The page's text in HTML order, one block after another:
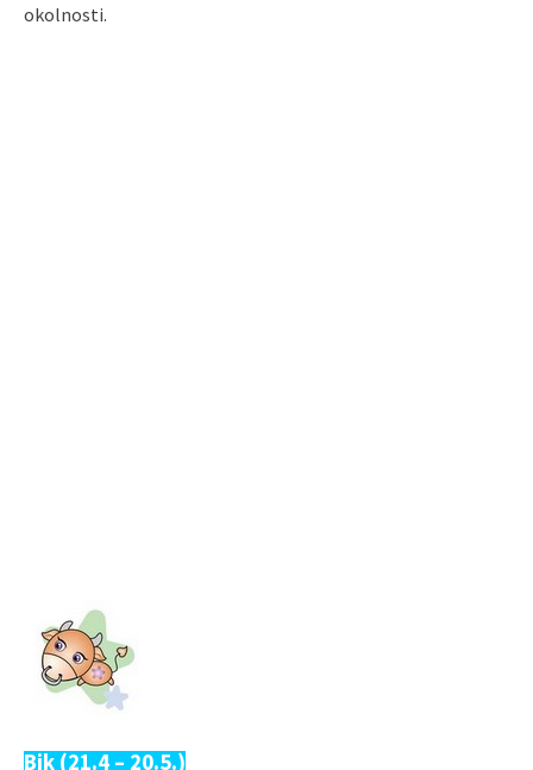
okolnosti.
Bik (21.4 – 20.5.)